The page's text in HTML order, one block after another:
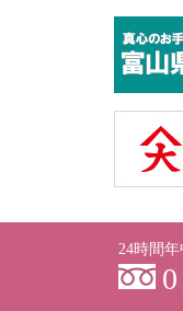
24時間